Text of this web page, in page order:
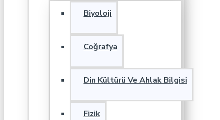
Biyoloji
Coğrafya
Din Kültürü Ve Ahlak Bilgisi
Fizik